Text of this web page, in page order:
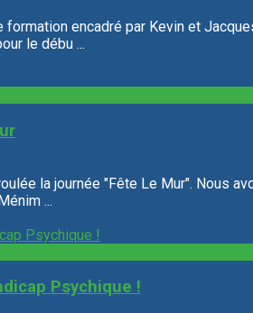
encadré par Kevin et
le débu ...
la journée "Fête Le Mur". Nous
...
Psychique !